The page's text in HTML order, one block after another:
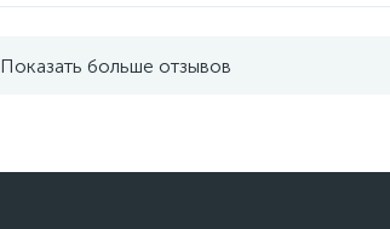
Показать больше отзывов